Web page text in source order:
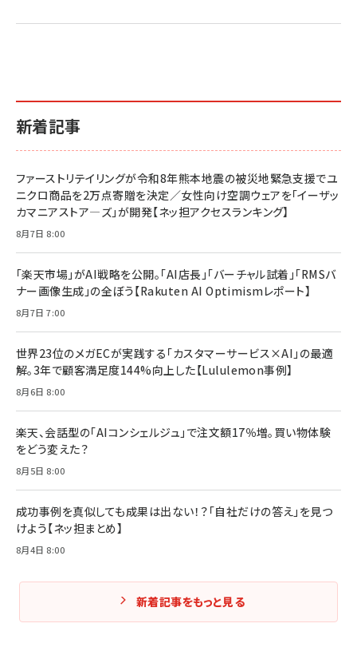
新着記事
ファーストリテイリングが令和8年熊本地震の被災地緊急支援でユ
ニクロ商品を2万点寄贈を決定／女性向け空調ウェアを「イーザッ
カマニアストア―ズ」が開発【ネッ担アクセスランキング】
8月7日 8:00
「楽天市場」がAI戦略を公開。「AI店長」「バーチャル試着」「RMSバ
ナー画像生成」の全ぼう【Rakuten AI Optimismレポート】
8月7日 7:00
世界23位のメガECが実践する「カスタマーサービス×AI」の最適
解。3年で顧客満足度144%向上した【Lululemon事例】
8月6日 8:00
楽天、会話型の「AIコンシェルジュ」で注文額17％増。買い物体験
をどう変えた？
8月5日 8:00
成功事例を真似しても成果は出ない！？「自社だけの答え」を見つ
けよう【ネッ担まとめ】
8月4日 8:00
新着記事をもっと見る